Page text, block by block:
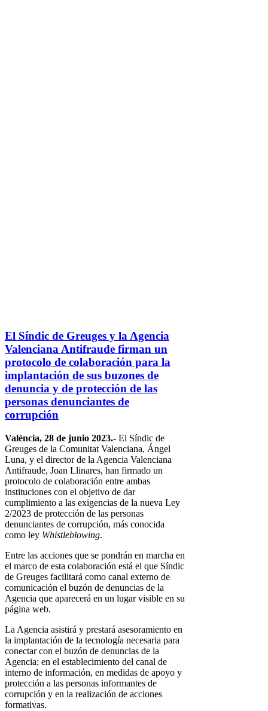
El Síndic de Greuges y la Agencia
Valenciana Antifraude firman un
protocolo de colaboración para la
implantación de sus buzones de
denuncia y de protección de las
personas denunciantes de
corrupción
València, 28 de junio 2023.- El Síndic de
Greuges de la Comunitat Valenciana, Ángel
Luna, y el director de la Agencia Valenciana
Antifraude, Joan Llinares, han firmado un
protocolo de colaboración entre ambas
instituciones con el objetivo de dar
cumplimiento a las exigencias de la nueva Ley
2/2023 de protección de las personas
denunciantes de corrupción, más conocida
como ley Whistleblowing.
Entre las acciones que se pondrán en marcha en
el marco de esta colaboración está el que Síndic
de Greuges facilitará como canal externo de
comunicación el buzón de denuncias de la
Agencia que aparecerá en un lugar visible en su
página web.
La Agencia asistirá y prestará asesoramiento en
la implantación de la tecnología necesaria para
conectar con el buzón de denuncias de la
Agencia; en el establecimiento del canal de
interno de información, en medidas de apoyo y
protección a las personas informantes de
corrupción y en la realización de acciones
formativas.